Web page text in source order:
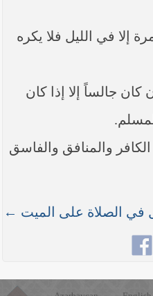
إلا في الليل فلا يكره
كان جالساً إلا إذا كان
والمنافق والفاسق
في الصلاة على الميت ←